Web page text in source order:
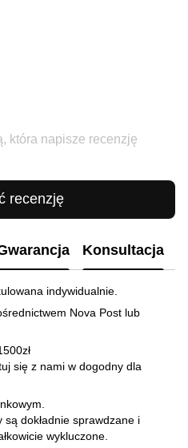
która napisze recenzję
recenzję
Konsultacja
indywidualnie.
Nova Post lub
się z nami w dogodny dla
są dokładnie sprawdzane i
wykluczone.